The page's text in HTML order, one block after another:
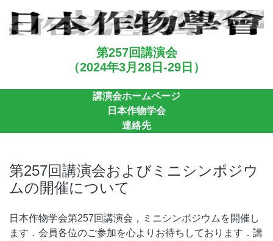
第257回講演会
（2024年3月28日-29日）
講演会ホームページ
日本作物学会
連絡先
第257回講演会およびミニシンポジウ
ムの開催について
日本作物学会第257回講演会，ミニシンポジウムを開催し
ます．会員各位のご参加を心よりお待ちしております．講